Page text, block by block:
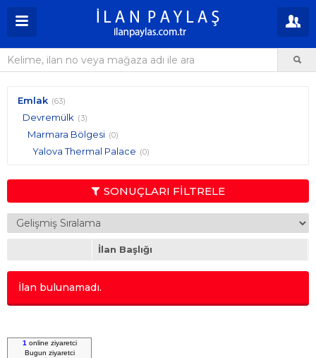
Emlak (63)
Devremülk (3)
Marmara Bölgesi (0)
Yalova Thermal Palace (0)
SONUÇLARI FİLTRELE
İlan Başlığı
İlan bulunamadı.
1 online ziyaretci
Bugun ziyaretci